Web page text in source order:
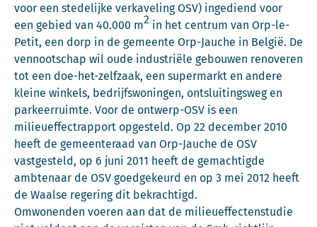
voor een stedelijke verkaveling OSV) ingediend voor
een gebied van 40.000 m2 in het centrum van Orp-le-
Petit, een dorp in de gemeente Orp-Jauche in België. De
vennootschap wil oude industriële gebouwen renoveren
tot een doe-het-zelfzaak, een supermarkt en andere
kleine winkels, bedrijfswoningen, ontsluitingsweg en
parkeerruimte. Voor de ontwerp-OSV is een
milieueffectrapport opgesteld. Op 22 december 2010
heeft de gemeenteraad van Orp-Jauche de OSV
vastgesteld, op 6 juni 2011 heeft de gemachtigde
ambtenaar de OSV goedgekeurd en op 3 mei 2012 heeft
de Waalse regering dit bekrachtigd.
Omwonenden voeren aan dat de milieueffectenstudie